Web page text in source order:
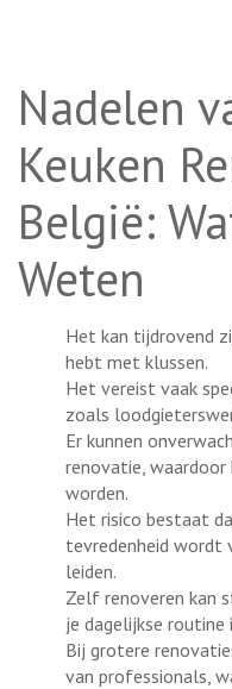
Nadelen
Keuken
België:
Weten
Het kan tijdrovend
hebt met klussen.
Het vereist vaak
zoals
Er kunnen
renovatie, waardoor
worden.
Het risico bestaat
tevredenheid
leiden.
Zelf renoveren kan
je dagelijkse routine
Bij grotere
van professionals,